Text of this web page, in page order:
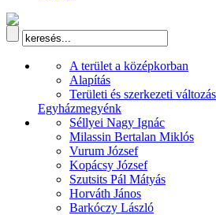
A terület a középkorban
Alapítás
Területi és szerkezeti
Egyházmegyénk
Séllyei Nagy Ignác
Milassin Bertalan Miklós
Vurum József
Kopácsy József
Szutsits Pál Mátyás
Horváth János
Barkóczy László